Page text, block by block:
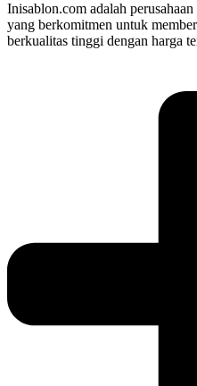
Inisablon.com adalah
yang berkomitmen untuk
berkualitas tinggi dengan harga